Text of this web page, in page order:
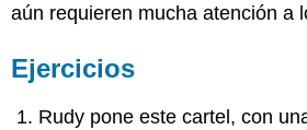
aún requieren mucha atención a
Ejercicios
Rudy pone este cartel, con